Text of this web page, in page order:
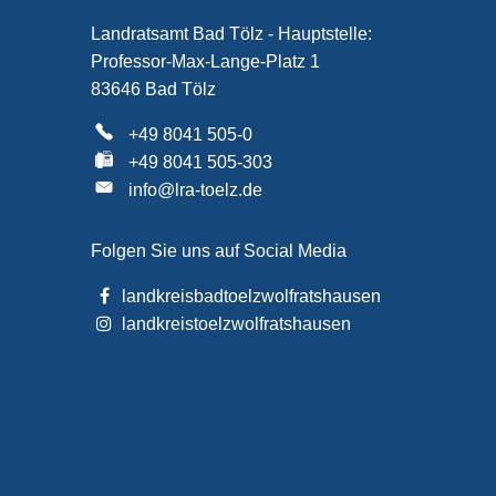
Landratsamt Bad Tölz - Hauptstelle:
Professor-Max-Lange-Platz 1
83646 Bad Tölz
+49 8041 505-0
+49 8041 505-303
info@lra-toelz.de
Folgen Sie uns auf Social Media
landkreisbadtoelzwolfratshausen
landkreistoelzwolfratshausen